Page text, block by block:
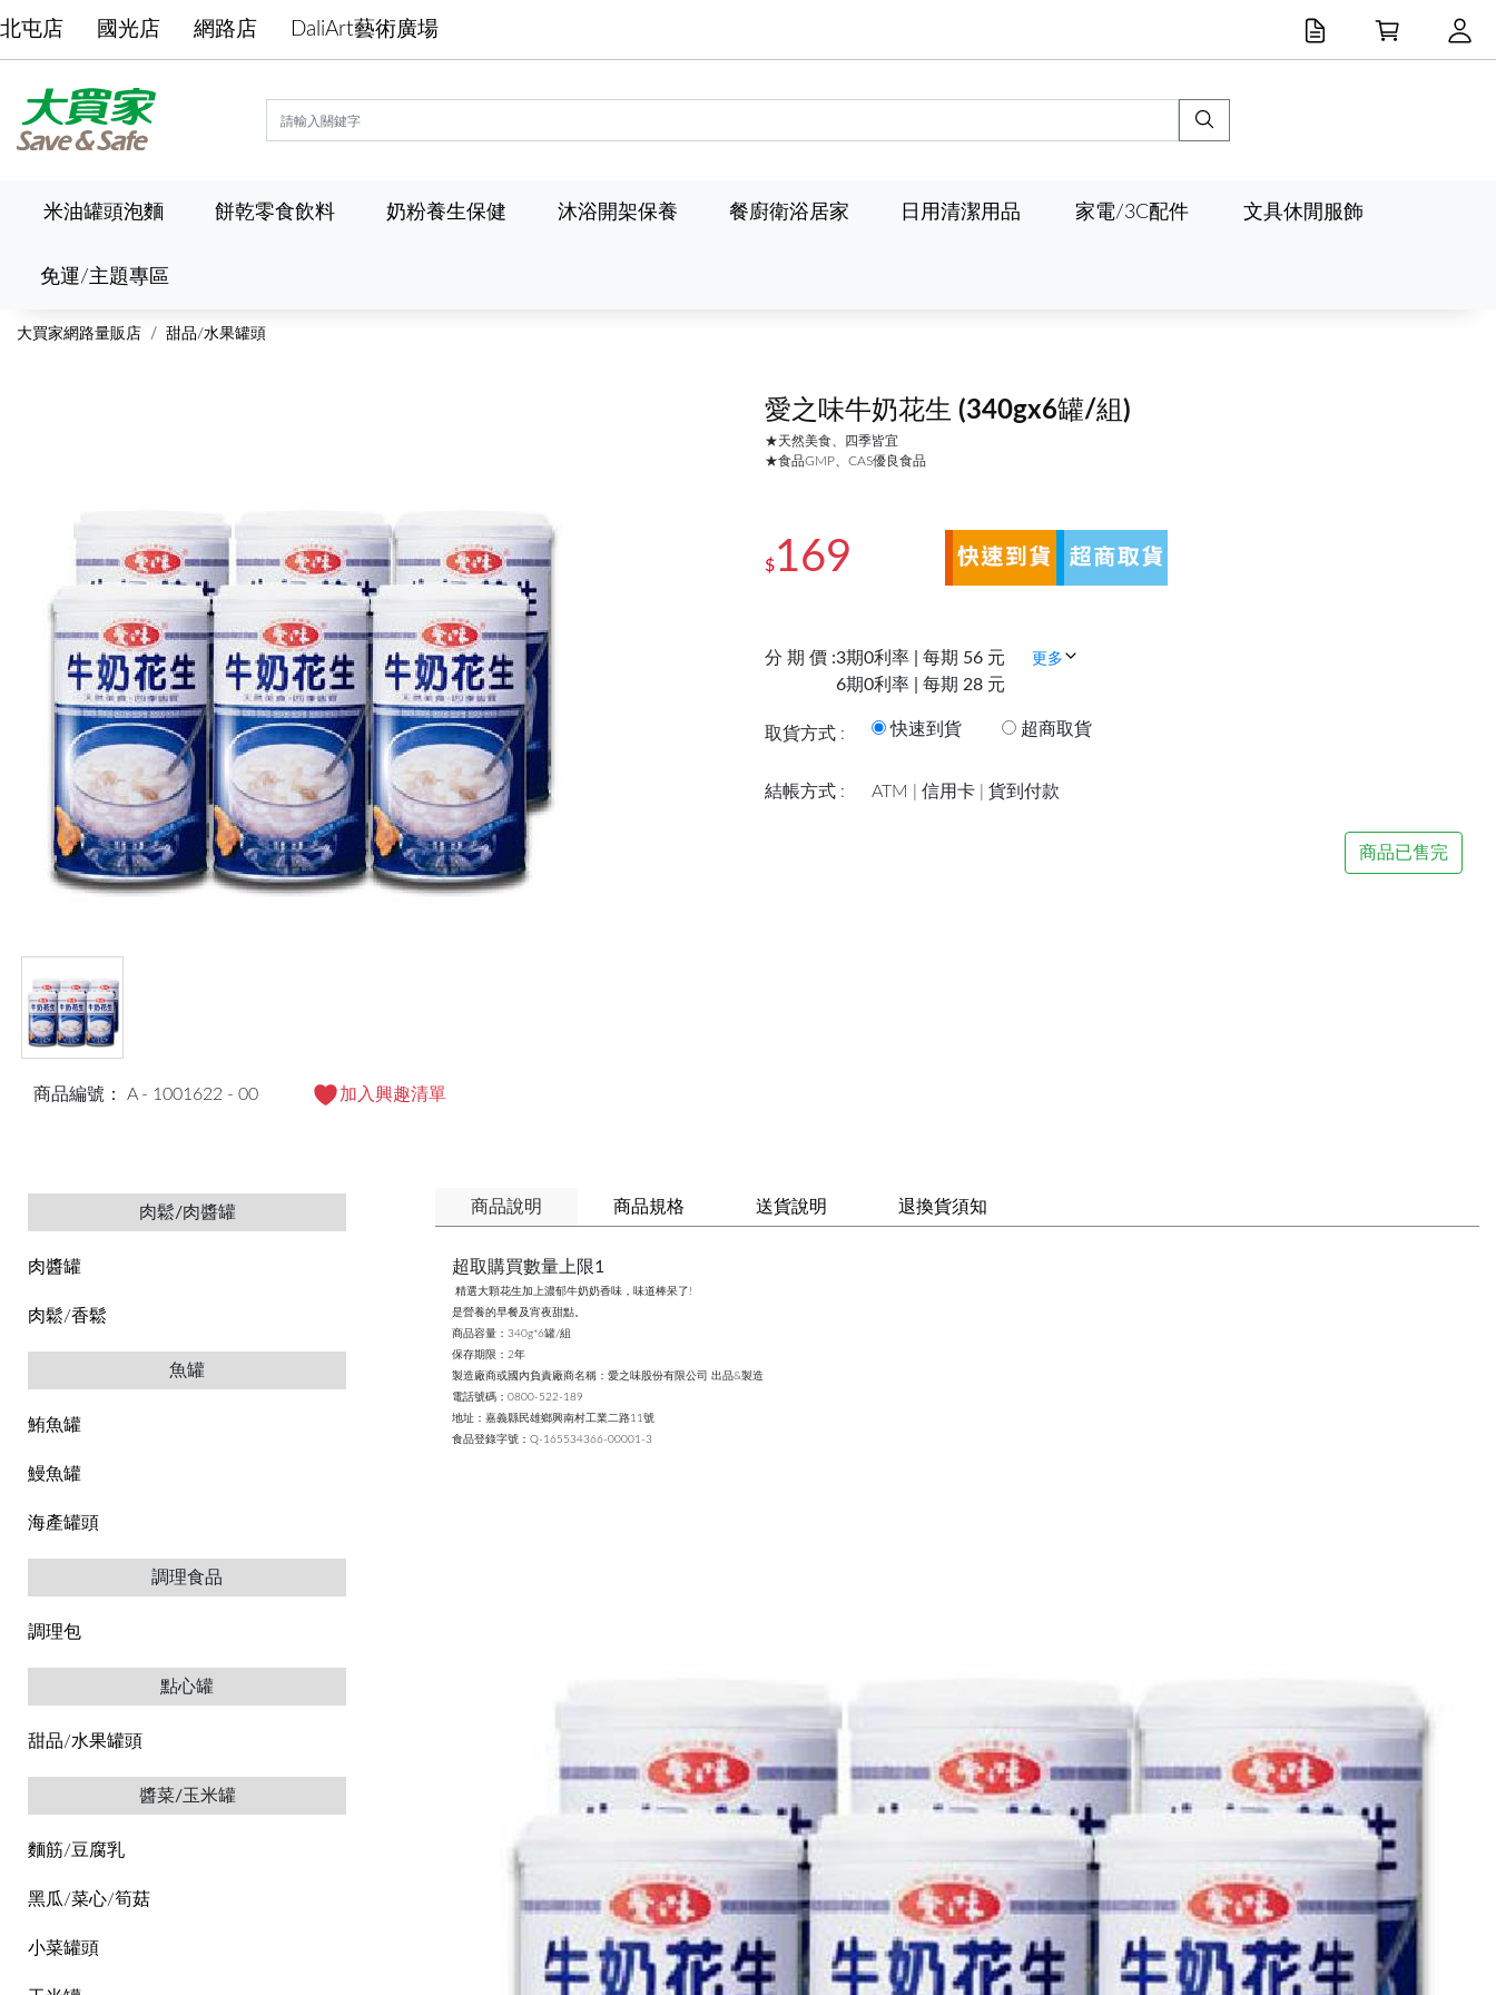
北屯店 國光店 網路店 DaliArt藝術廣場
米油罐頭泡麵 餅乾零食飲料 奶粉養生保健 沐浴開架保養 餐廚衛浴居家 日用清潔用品 家電/3C配件 文具休閒服飾
免運/主題專區
大買家網路量販店 甜品/水果罐頭
商品編號： A - 1001622 - 00 加入興趣清單
愛之味牛奶花生 (340gx6罐/組)
★天然美食、四季皆宜
★食品GMP、CAS優良食品
$169
分 期 價 :3期0利率 | 每期 56 元
6期0利率 | 每期 28 元
更多
取貨方式 : 快速到貨 超商取貨
結帳方式 : ATM | 信用卡 | 貨到付款
商品已售完
肉鬆/肉醬罐
肉醬罐
肉鬆/香鬆
魚罐
鮪魚罐
鰻魚罐
海產罐頭
調理食品
調理包
點心罐
甜品/水果罐頭
醬菜/玉米罐
麵筋/豆腐乳
黑瓜/菜心/筍菇
小菜罐頭
商品說明 商品規格 送貨說明 退換貨須知
超取購買數量上限1
精選大顆花生加上濃郁牛奶奶香味，味道棒呆了!
是營養的早餐及宵夜甜點。
商品容量：340g*6罐/組
保存期限：2年
製造廠商或國內負責廠商名稱：愛之味股份有限公司 出品&製造
電話號碼：0800-522-189
地址：嘉義縣民雄鄉興南村工業二路11號
食品登錄字號：Q-165534366-00001-3